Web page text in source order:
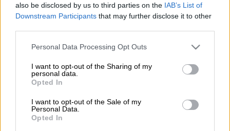
also be disclosed by us to third parties on the IAB’s List of
Downstream Participants that may further disclose it to other
Please note that this website/app uses one or more Google
not limited to your visit or usage behaviour. You may click to
grant or deny consent to Google and its third-party tags to
use your data for below specified purposes in below Google
consent section.
Personal Data Processing Opt Outs
I want to opt-out of the Sharing of my
personal data.
Opted In
I want to opt-out of the Sale of my
Personal Data.
Opted In
Σάσα Βεζένκοφ
ειδήσεις τώρα